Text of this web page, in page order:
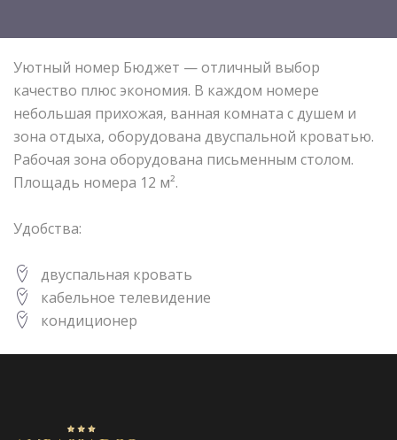
Уютный номер Бюджет — отличный выбор
качество плюс экономия. В каждом номере
небольшая прихожая, ванная комната с душем и
зона отдыха, оборудована двуспальной кроватью.
Рабочая зона оборудована письменным столом.
Площадь номера 12 м².
Удобства:
двуспальная кровать
кабельное телевидение
кондиционер